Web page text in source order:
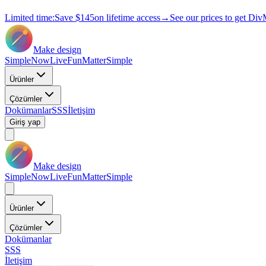
Limited time:Save $145on lifetime access→ See our prices to get
Make design
SimpleNowLiveFunMatterSimple
Ürünler
Çözümler
DokümanlarSSSİletişim
Giriş yap
Make design
SimpleNowLiveFunMatterSimple
Ürünler
Çözümler
Dokümanlar
SSS
İletişim